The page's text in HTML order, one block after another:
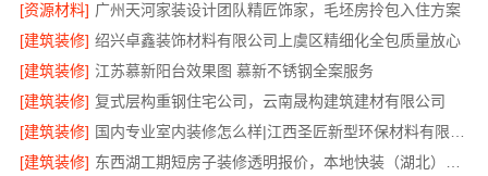
[资源材料] 广州天河家装设计团队精匠饰家，毛坯房拎包入住方案
[建筑装修] 绍兴卓鑫装饰材料有限公司上虞区精细化全包质量放心
[建筑装修] 江苏慕新阳台效果图 慕新不锈钢全案服务
[建筑装修] 复式层构重钢住宅公司，云南晟构建筑建材有限公司
[建筑装修]
[建筑装修]